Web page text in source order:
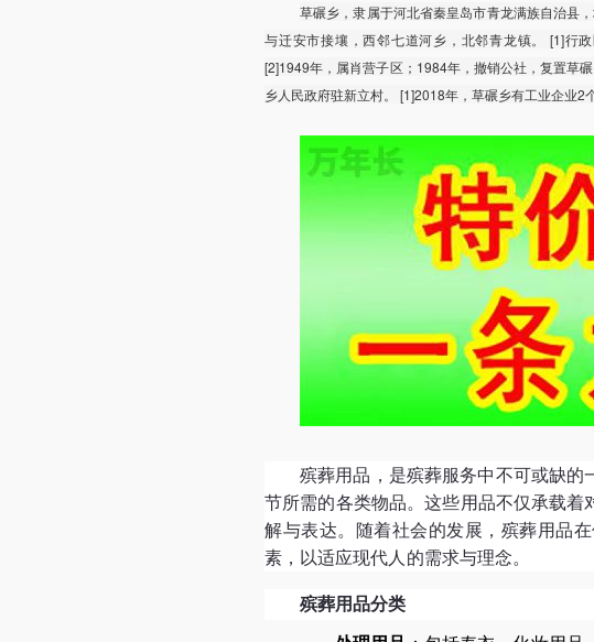
草碾乡，隶属于河北省秦皇岛市青龙满族自治县
与迁安市接壤，西邻七道河乡，北邻青龙镇。 [1]行
[2]1949年，属肖营子区；1984年，撤销公社，复置草
乡人民政府驻新立村。 [1]2018年，草碾乡有工业企业
殡葬用品，是殡葬服务中不可或缺
节所需的各类物品。这些用品不仅承载
解与表达。随着社会的发展，殡葬用品
素，以适应现代人的需求与理念。
殡葬用品分类